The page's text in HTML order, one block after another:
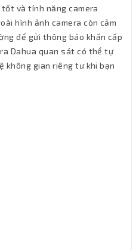
và tính năng camera
hình ảnh camera còn cảm
để gửi thông báo khẩn cấp
Dahua quan sát có thể tự
không gian riêng tư khi bạn